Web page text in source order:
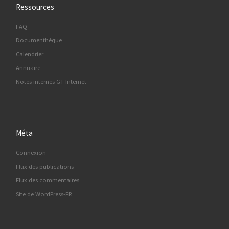
Ressources
FAQ
Documenthèque
Calendrier
Annuaire
Notes internes GT Internet
Méta
Connexion
Flux des publications
Flux des commentaires
Site de WordPress-FR